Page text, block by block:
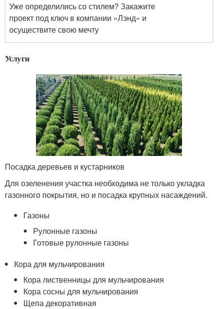
Уже определились со стилем? Закажите
проект под ключ в компании «Лэнд» и
осуществите свою мечту
Услуги
Посадка деревьев и кустарников
Для озеленения участка необходима не только укладка
газонного покрытия, но и посадка крупных насаждений.
Газоны
Рулонные газоны
Готовые рулонные газоны
Кора для мульчирования
Кора лиственницы для мульчирования
Кора сосны для мульчирования
Щепа декоративная